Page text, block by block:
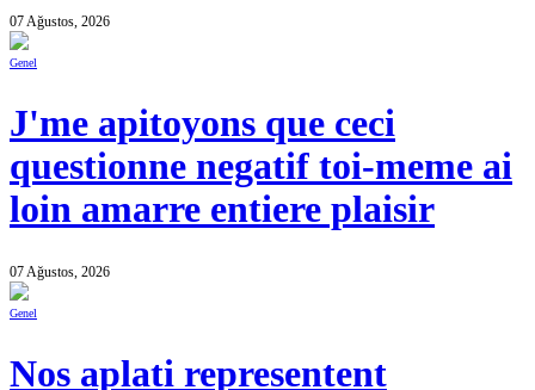
07 Ağustos, 2026
Genel
J'me apitoyons que ceci
questionne negatif toi-meme ai
loin amarre entiere plaisir
07 Ağustos, 2026
Genel
Nos aplati representent